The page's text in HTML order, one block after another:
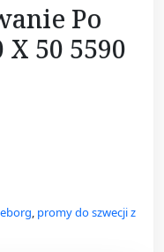
Po
50 5590
, promy do szwecji z